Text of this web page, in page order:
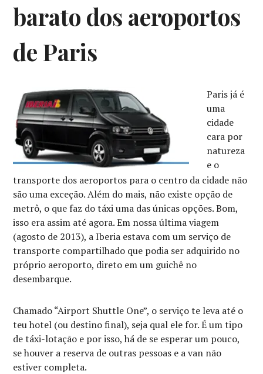
barato dos aeroportos
de Paris
Paris já é
uma
cidade
cara por
natureza
e o
transporte dos aeroportos para o centro da cidade não
são uma exceção. Além do mais, não existe opção de
metrô, o que faz do táxi uma das únicas opções. Bom,
isso era assim até agora. Em nossa última viagem
(agosto de 2013), a Iberia estava com um serviço de
transporte compartilhado que podia ser adquirido no
próprio aeroporto, direto em um guichê no
desembarque.
Chamado “Airport Shuttle One”, o serviço te leva até o
teu hotel (ou destino final), seja qual ele for. É um tipo
de táxi-lotação e por isso, há de se esperar um pouco,
se houver a reserva de outras pessoas e a van não
estiver completa.